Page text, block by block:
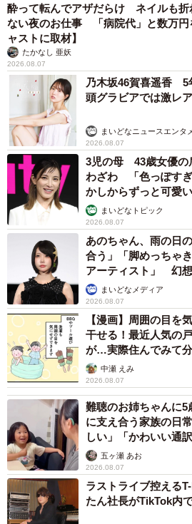
酔って転んでアザだらけ ネイルも
ない夜のお仕事 「病院代」と数万円
ャストに取材】
たかなし 亜妖
2026.08.07
乃木坂46賀喜遥香
頭グラビアでは激レ
まいどなニュースエンタ
2026.08.07
3児の母 43歳女優の
わざわ 「色っぽす
かしからずっと可愛い
まいどなトピック
2026.08.07
あのちゃん、雨の日
合う」「脚めっちゃ
アーティスト」 幻
まいどなメディア
2026.08.07
【漫画】周囲の目を
干せる！最近人気の
が…実際住んでみて
中瀬 えみ
2026.08.07
難聴のお姉ちゃんに
に支え合う家族の日
しい」「かわいい通訳
五ヶ瀬 あお
2026.08.07
ラストライブ控える
たん社長がTikTok内